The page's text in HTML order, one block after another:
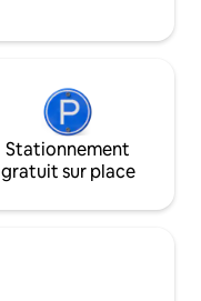
Stationnement
gratuit sur place